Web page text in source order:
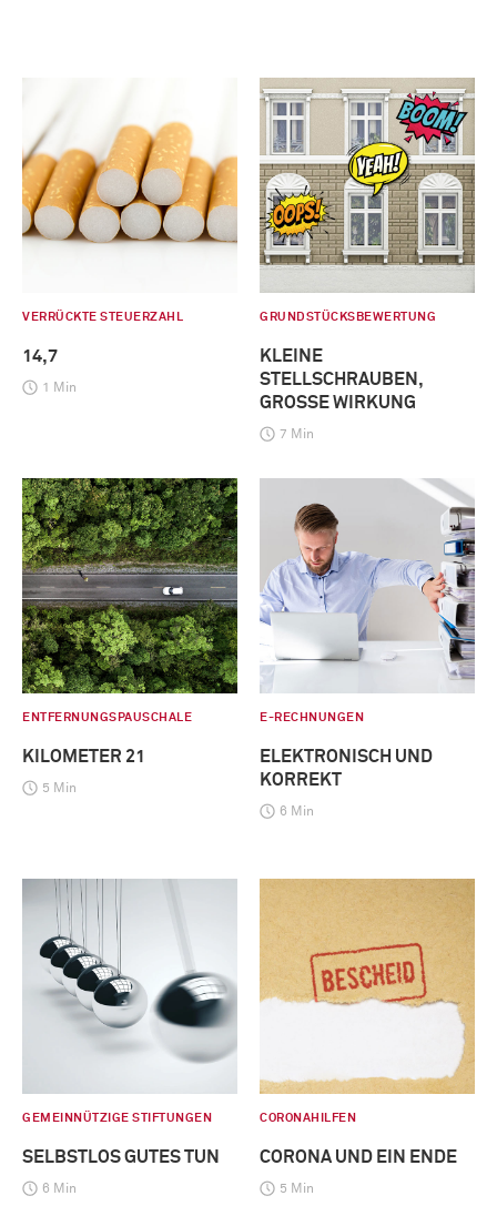
VERRÜCKTE STEUERZAHL
14,7
1 Min
GRUNDSTÜCKSBEWERTUNG
KLEINE
STELLSCHRAUBEN,
GROSSE WIRKUNG
7 Min
ENTFERNUNGSPAUSCHALE
KILOMETER 21
5 Min
E-RECHNUNGEN
ELEKTRONISCH UND
KORREKT
6 Min
GEMEINNÜTZIGE STIFTUNGEN
SELBSTLOS GUTES TUN
6 Min
CORONAHILFEN
CORONA UND EIN ENDE
5 Min